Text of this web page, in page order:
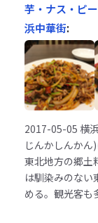
芋・ナス・ピ
浜中華街:
2017-05-05 横
じんかしんかん)
東北地方の郷土
は馴染みのない
める。観光客も